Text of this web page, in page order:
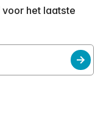
het laatste